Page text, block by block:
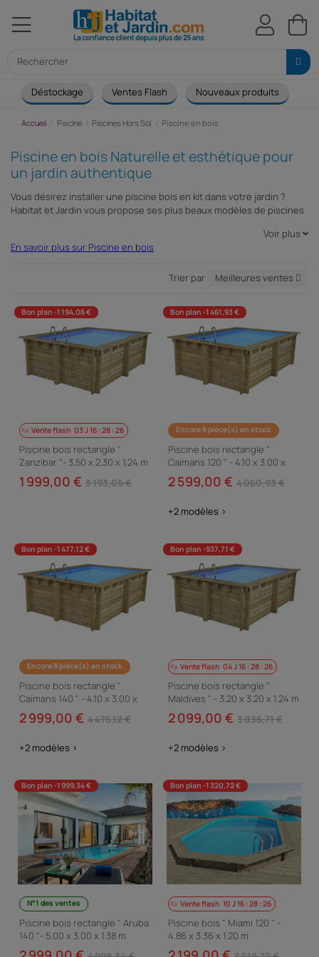
Déstockage Ventes Flash Nouveaux produits
Accueil Piscine Piscines Hors Sol Piscine en bois
Piscine en bois Naturelle et esthétique pour
un jardin authentique
Vous désirez installer une piscine bois en kit dans votre jardin ?
Habitat et Jardin vous propose ses plus beaux modèles de piscines
enterrées ou enterrées d’habitat et jardin s’intègrent naturellement
dans votre jardin. Découvrez notre gamme de piscine bois pour
Voir plus
En savoir plus sur Piscine en bois
Trier par Meilleures ventes
Bon plan -1 194,06 €
Vente flash 03J16 :28 :24
Piscine bois rectangle "
Zanzibar "- 3,50 x 2,30 x 1,24 m
1 999,00 € 3 193,06 €
Bon plan -1 461,93 €
Encore 8 pièce(s) en stock
Piscine bois rectangle "
Caimans 120 " - 4.10 x 3.00 x
1.24 m
2 599,00 € 4 060,93 €
+2 modèles >
Bon plan -1 477,12 €
Encore 8 pièce(s) en stock
Piscine bois rectangle "
Caimans 140 " - 4.10 x 3.00 x
1.39 m
2 999,00 € 4 476,12 €
+2 modèles >
Bon plan -937,71 €
Vente flash 04J16 :28 :24
Piscine bois rectangle "
Maldives " - 3.20 x 3.20 x 1.24 m
2 099,00 € 3 036,71 €
+2 modèles >
Bon plan -1 999,34 €
N°1 des ventes
Piscine bois rectangle " Aruba
140 "- 5.00 x 3.00 x 1.38 m
Bon plan -1 320,72 €
Vente flash 10 J16 :28 :24
Piscine bois " Miami 120 " -
4.86 x 3.36 x 1.20 m